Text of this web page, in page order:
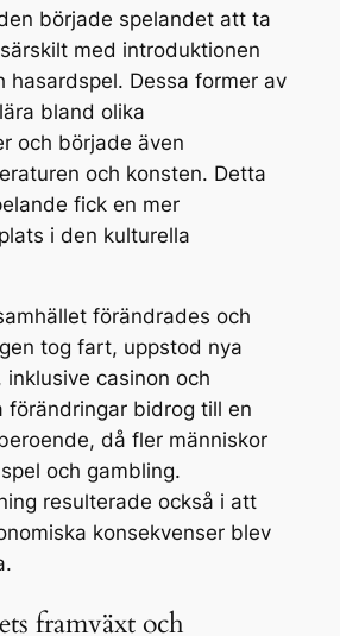
började spelandet att ta
med introduktionen
hasardspel. Dessa former av
bland olika
och började även
och konsten. Detta
fick en mer
i den kulturella
förändrades och
tog fart, uppstod nya
casinon och
förändringar bidrog till en
då fler människor
och gambling.
resulterade också i att
konsekvenser blev
framväxt och